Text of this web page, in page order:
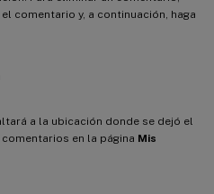
comentario y, a continuación, haga
a la ubicación donde se dejó el
en la página Mis